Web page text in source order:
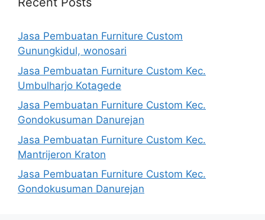
Jasa Pembuatan Furniture Custom
Gunungkidul, wonosari
Jasa Pembuatan Furniture Custom Kec.
Umbulharjo Kotagede
Jasa Pembuatan Furniture Custom Kec.
Gondokusuman Danurejan
Jasa Pembuatan Furniture Custom Kec.
Mantrijeron Kraton
Jasa Pembuatan Furniture Custom Kec.
Gondokusuman Danurejan